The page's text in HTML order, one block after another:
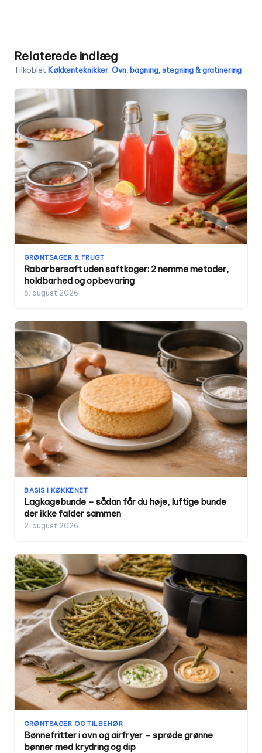
Relaterede indlæg
Tilkoblet Køkkenteknikker Ovn: bagning, stegning & gratinering
GRØNTSAGER & FRUGT
Rabarbersaft uden saftkoger: 2 nemme metoder,
holdbarhed og opbevaring
5. august 2026
BASIS I KØKKENET
Lagkagebunde – sådan får du høje, luftige bunde
der ikke falder sammen
2. august 2026
GRØNTSAGER OG TILBEHØR
Bønnefritter i ovn og airfryer – sprøde grønne
bønner med krydring og dip